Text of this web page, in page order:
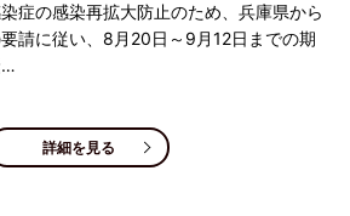
症の感染再拡大防止のため、兵庫県から
請に従い、8月20日～9月12日までの期
…
詳細を見る